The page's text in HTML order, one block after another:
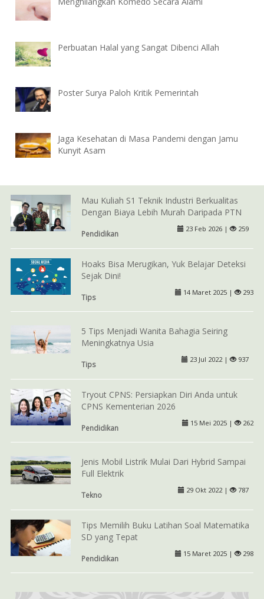
Perbuatan Halal yang Sangat Dibenci Allah
Poster Surya Paloh Kritik Pemerintah
Jaga Kesehatan di Masa Pandemi dengan Jamu
Kunyit Asam
Mau Kuliah S1 Teknik Industri Berkualitas
Dengan Biaya Lebih Murah Daripada PTN
Pendidikan
23 Feb 2026 | 259
Hoaks Bisa Merugikan, Yuk Belajar Deteksi
Sejak Dini!
Tips
14 Maret 2025 | 293
5 Tips Menjadi Wanita Bahagia Seiring
Meningkatnya Usia
Tips
23 Jul 2022 | 937
Tryout CPNS: Persiapkan Diri Anda untuk
CPNS Kementerian 2026
Pendidikan
15 Mei 2025 | 262
Jenis Mobil Listrik Mulai Dari Hybrid Sampai
Full Elektrik
Tekno
29 Okt 2022 | 787
Tips Memilih Buku Latihan Soal Matematika
SD yang Tepat
Pendidikan
15 Maret 2025 | 298